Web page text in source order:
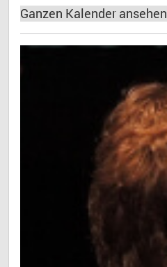
Ganzen Kalender ansehen